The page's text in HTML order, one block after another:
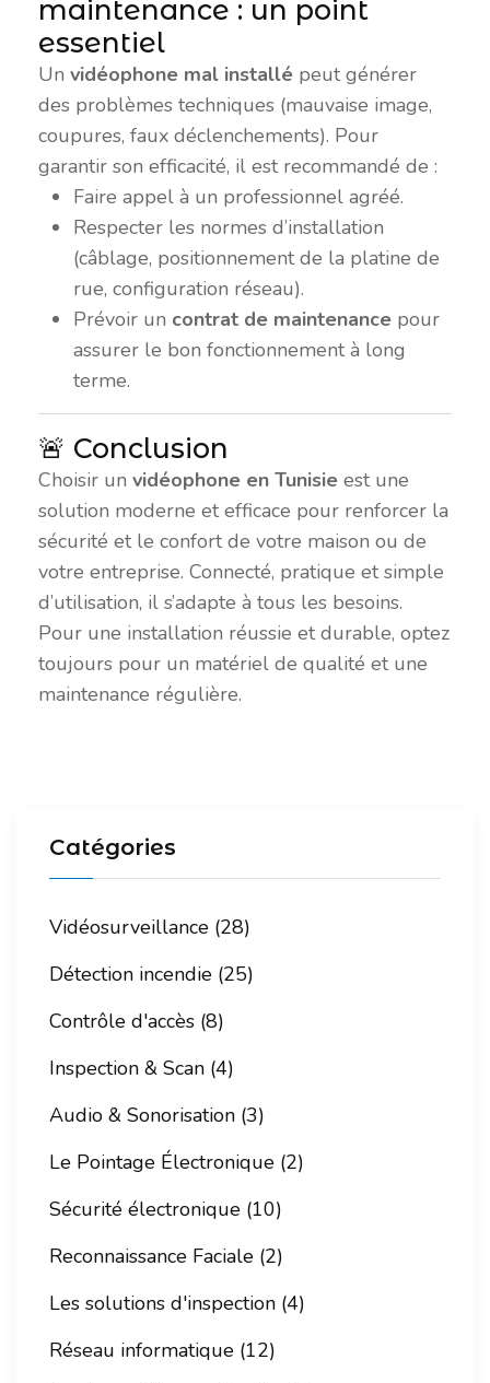
maintenance : un point
essentiel
Un vidéophone mal installé peut générer
des problèmes techniques (mauvaise image,
coupures, faux déclenchements). Pour
garantir son efficacité, il est recommandé de :
Faire appel à un professionnel agréé.
Respecter les normes d’installation
(câblage, positionnement de la platine de
rue, configuration réseau).
Prévoir un contrat de maintenance pour
assurer le bon fonctionnement à long
terme.
🚨 Conclusion
Choisir un vidéophone en Tunisie est une
solution moderne et efficace pour renforcer la
sécurité et le confort de votre maison ou de
votre entreprise. Connecté, pratique et simple
d’utilisation, il s’adapte à tous les besoins.
Pour une installation réussie et durable, optez
toujours pour un matériel de qualité et une
maintenance régulière.
Catégories
Vidéosurveillance (28)
Détection incendie (25)
Contrôle d'accès (8)
Inspection & Scan (4)
Audio & Sonorisation (3)
Le Pointage Électronique (2)
Sécurité électronique (10)
Reconnaissance Faciale (2)
Les solutions d'inspection (4)
Réseau informatique (12)